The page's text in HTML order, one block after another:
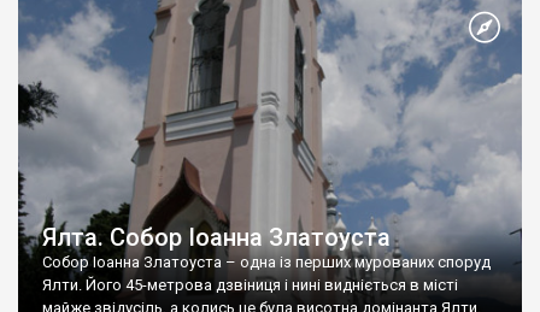
Ялта. Собор Іоанна Златоуста
Собор Іоанна Златоуста – одна із перших мурованих споруд
Ялти. Його 45-метрова дзвіниця і нині видніється в місті
майже звідусіль, а колись це була висотна домінанта Ялти.